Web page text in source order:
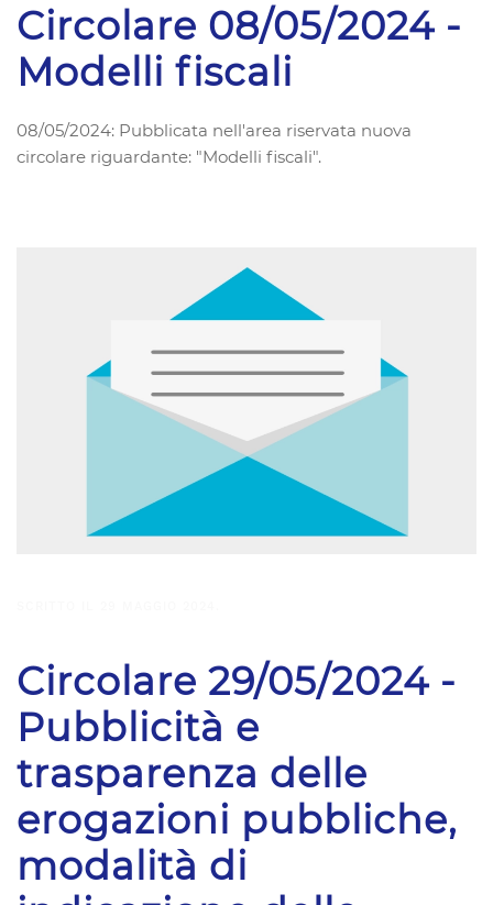
Circolare 08/05/2024 -
Modelli fiscali
08/05/2024: Pubblicata nell'area riservata nuova
circolare riguardante: "Modelli fiscali".
Circolare 29/05/2024 -
Pubblicità e
trasparenza delle
erogazioni pubbliche,
modalità di